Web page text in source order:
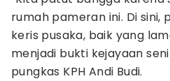
rumah pameran ini. Di sini,
keris pusaka, baik yang
menjadi bukti kejayaan
pungkas KPH Andi Budi.